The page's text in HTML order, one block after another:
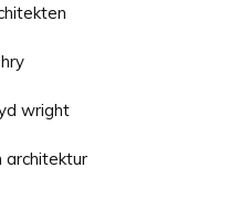
wright
architektur